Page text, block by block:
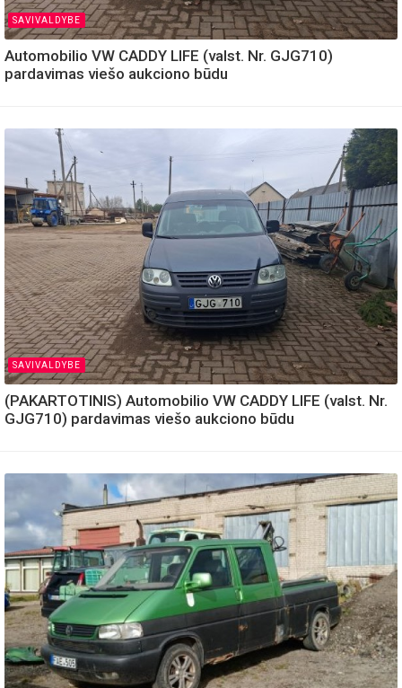
SAVIVALDYBE
Automobilio VW CADDY LIFE (valst. Nr. GJG710)
pardavimas viešo aukciono būdu
SAVIVALDYBE
(PAKARTOTINIS) Automobilio VW CADDY LIFE (valst. Nr.
GJG710) pardavimas viešo aukciono būdu